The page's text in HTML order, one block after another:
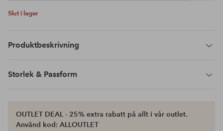
Slut i lager
Produktbeskrivning
Storlek & Passform
OUTLET DEAL - 25% extra rabatt på allt i vår outlet.
Använd kod: ALLOUTLET